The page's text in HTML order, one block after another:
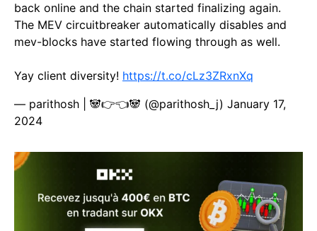
back online and the chain started finalizing again.
The MEV circuitbreaker automatically disables and
mev-blocks have started flowing through as well.
Yay client diversity! https://t.co/cLz3ZRxnXq
— parithosh | 🐼👉👈🐼 (@parithosh_j) January 17,
2024